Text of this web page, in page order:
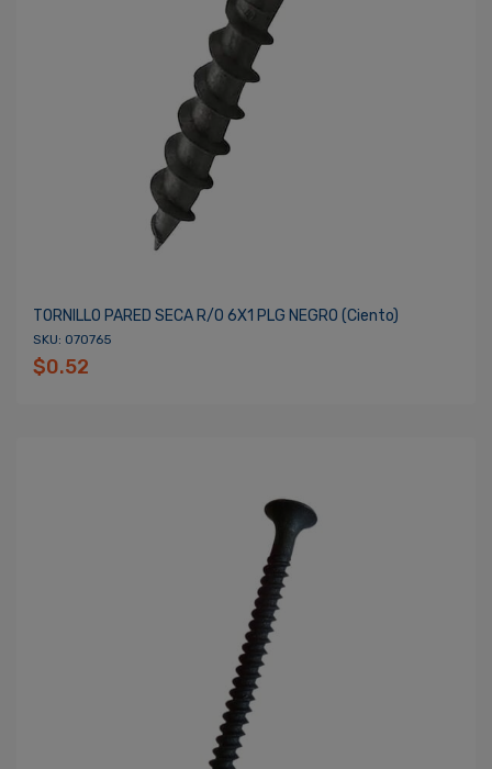
TORNILLO PARED SECA R/O 6X1 PLG NEGRO (ciento)
SKU: 070765
$0.52